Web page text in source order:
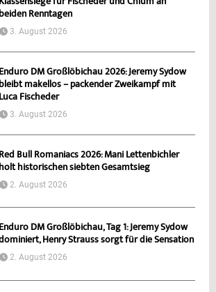
beiden Renntagen
3. August 2026
Enduro DM Großlöbichau 2026: Jeremy Sydow
bleibt makellos – packender Zweikampf mit
Luca Fischeder
3. August 2026
Red Bull Romaniacs 2026: Mani Lettenbichler
holt historischen siebten Gesamtsieg
2. August 2026
Enduro DM Großlöbichau, Tag 1: Jeremy Sydow
Henry Strauss sorgt für die Sensation
2. August 2026